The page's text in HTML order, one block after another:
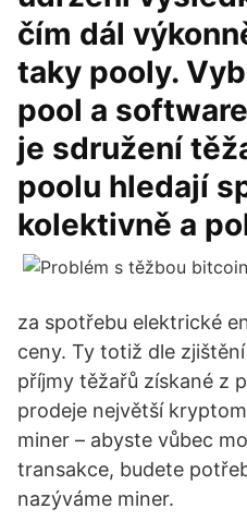
čím dál
taky pooly.
pool a
je sdružení
poolu hledají
kolektivně a
za spotřebu elektrické
ceny. Ty totiž dle
příjmy těžařů získané z
prodeje největší
miner – abyste vůbec
transakce, budete
nazýváme miner.